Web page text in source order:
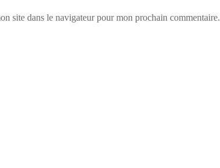
site dans le navigateur pour mon prochain commentaire.